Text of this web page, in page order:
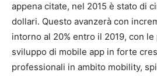
appena citate, nel 2015 è stato di
dollari. Questo avanzerà con
intorno al 20% entro il 2019, con
sviluppo di mobile app in forte
professionali in ambito mobility,